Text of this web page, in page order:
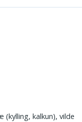
kalkun), vilde